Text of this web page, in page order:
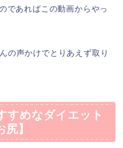
であればこの動画からやっ
の声かけでとりあえず取り
すめなダイエット
】